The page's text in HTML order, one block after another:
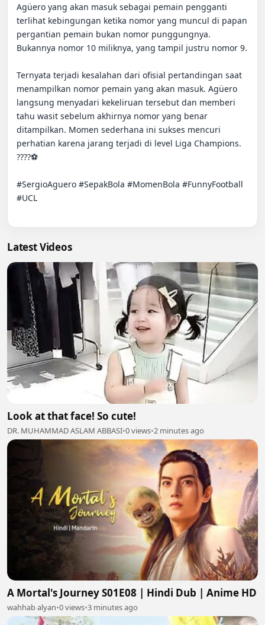
Agüero yang akan masuk sebagai pemain pengganti
terlihat kebingungan ketika nomor yang muncul di papan
pergantian pemain bukan nomor punggungnya.
Bukannya nomor 10 miliknya, yang tampil justru nomor 9.
Ternyata terjadi kesalahan dari ofisial pertandingan saat
menampilkan nomor pemain yang akan masuk. Agüero
langsung menyadari kekeliruan tersebut dan memberi
tahu wasit sebelum akhirnya nomor yang benar
ditampilkan. Momen sederhana ini sukses mencuri
perhatian karena jarang terjadi di level Liga Champions.
????⚽️
#SergioAguero #SepakBola #MomenBola #FunnyFootball
#UCL
Latest Videos
Look at that face! So cute!
DR. MUHAMMAD ASLAM ABBASI•0 views•2 minutes ago
A Mortal's Journey S01E08 | Hindi Dub | Anime HD
wahhab alyan•0 views•3 minutes ago